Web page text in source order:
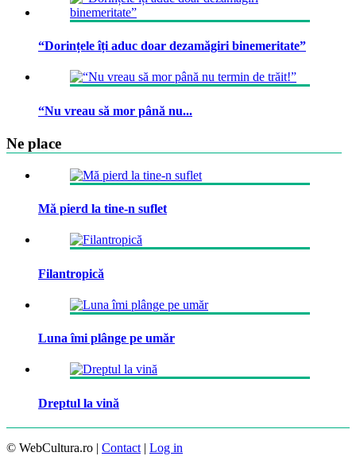
“Dorințele îți aduc doar dezamăgiri binemeritate”
“Nu vreau să mor până nu...
Ne place
Mă pierd la tine-n suflet
Filantropică
Luna îmi plânge pe umăr
Dreptul la vină
© WebCultura.ro | Contact | Log in